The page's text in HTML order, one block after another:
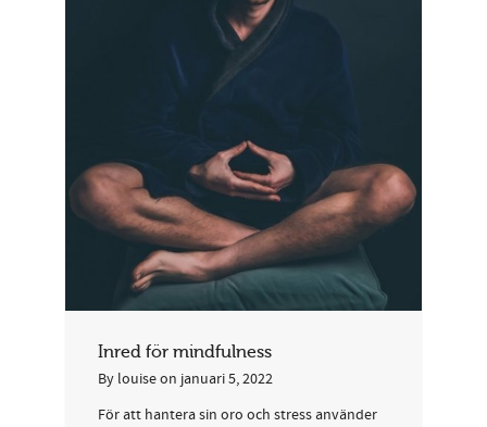
Inred för mindfulness
By louiseon januari 5, 2022
För att hantera sin oro och stress använder